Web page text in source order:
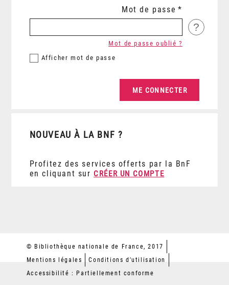
Mot de passe
?
Afficher mot de passe
Mot de passe oublié ?
NOUVEAU À LA BNF ?
Profitez des services offerts par la BnF
en cliquant sur CRÉER UN COMPTE
© Bibliothèque nationale de France, 2017
Mentions légales
Conditions d'utilisation
Accessibilité : Partiellement conforme